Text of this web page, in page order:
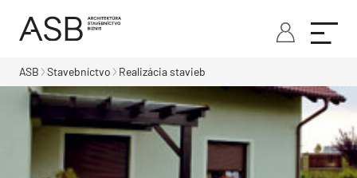
ASB Stavebníctvo Realizácia stavieb